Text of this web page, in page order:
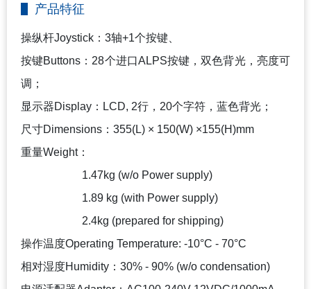
产品特征
操纵杆Joystick：3轴+1个按键、
按键Buttons：28个进口ALPS按键，双色背光，亮度可
调；
显示器Display：LCD, 2行，20个字符，蓝色背光；
尺寸Dimensions：355(L) × 150(W) ×155(H)mm
重量Weight：
1.47kg (w/o Power supply)
1.89 kg (with Power supply)
2.4kg (prepared for shipping)
操作温度Operating Temperature: -10°C - 70°C
相对湿度Humidity：30% - 90% (w/o condensation)